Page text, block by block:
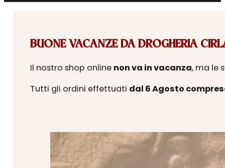
BUONE VACANZE DA DROGHERIA
Il nostro shop online non va in vacanza, ma le
Tutti gli ordini effettuati dal 6 Agosto